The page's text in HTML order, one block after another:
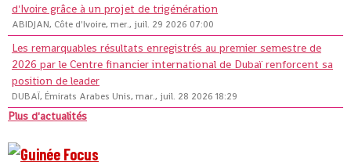
d'Ivoire grâce à un projet de trigénération
ABIDJAN, Côte d'Ivoire, mer., juil. 29 2026 07:00
Les remarquables résultats enregistrés au premier semestre de
2026 par le Centre financier international de Dubaï renforcent sa
position de leader
DUBAÏ, Émirats Arabes Unis, mar., juil. 28 2026 18:29
Plus d'actualités